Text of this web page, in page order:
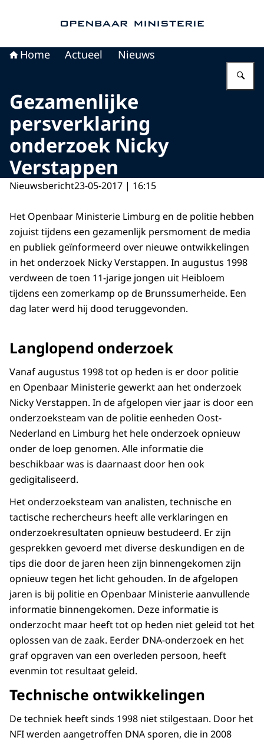
Home Actueel Nieuws
Gezamenlijke
persverklaring
onderzoek Nicky
Verstappen
Nieuwsbericht23-05-2017 | 16:15
Het Openbaar Ministerie Limburg en de politie hebben
zojuist tijdens een gezamenlijk persmoment de media
en publiek geïnformeerd over nieuwe ontwikkelingen
in het onderzoek Nicky Verstappen. In augustus 1998
verdween de toen 11-jarige jongen uit Heibloem
tijdens een zomerkamp op de Brunssumerheide. Een
dag later werd hij dood teruggevonden.
Langlopend onderzoek
Vanaf augustus 1998 tot op heden is er door politie
en Openbaar Ministerie gewerkt aan het onderzoek
Nicky Verstappen. In de afgelopen vier jaar is door een
onderzoeksteam van de politie eenheden Oost-
Nederland en Limburg het hele onderzoek opnieuw
onder de loep genomen. Alle informatie die
beschikbaar was is daarnaast door hen ook
gedigitaliseerd.
Het onderzoeksteam van analisten, technische en
tactische rechercheurs heeft alle verklaringen en
onderzoekresultaten opnieuw bestudeerd. Er zijn
gesprekken gevoerd met diverse deskundigen en de
tips die door de jaren heen zijn binnengekomen zijn
opnieuw tegen het licht gehouden. In de afgelopen
jaren is bij politie en Openbaar Ministerie aanvullende
informatie binnengekomen. Deze informatie is
onderzocht maar heeft tot op heden niet geleid tot het
oplossen van de zaak. Eerder DNA-onderzoek en het
graf opgraven van een overleden persoon, heeft
evenmin tot resultaat geleid.
Technische ontwikkelingen
De techniek heeft sinds 1998 niet stilgestaan. Door het
NFI werden aangetroffen DNA sporen, die in 2008